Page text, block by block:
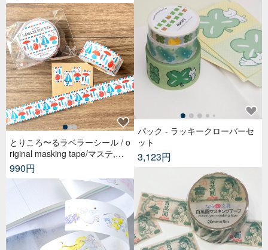
とりころ〜るラベラーシール / o
riginal masking tape/マステ,美
纹纸胶带,文具,ステーショナリ
ー,紙もの,紙膠帶,贴纸
990円
パック - ラッキークローバーセ
ット
3,123円